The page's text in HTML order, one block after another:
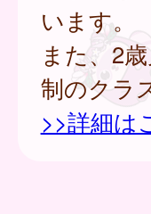
います。
また、2
制のクラ
>>詳細は